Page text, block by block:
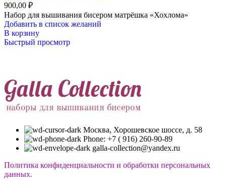
900,00 ₽
Набор для вышивания бисером матрёшка «Хохлома»
Добавить в список желаний
В корзину
Быстрый просмотр
Москва, Хорошевское шоссе, д. 58
Phone: +7 ( 916) 260-90-89
galla-collection@yandex.ru
Политика конфиденциальности и обработки персональных
данных.